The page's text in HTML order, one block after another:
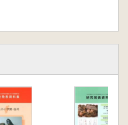
における近年の調査
ら神指城へ
城へ